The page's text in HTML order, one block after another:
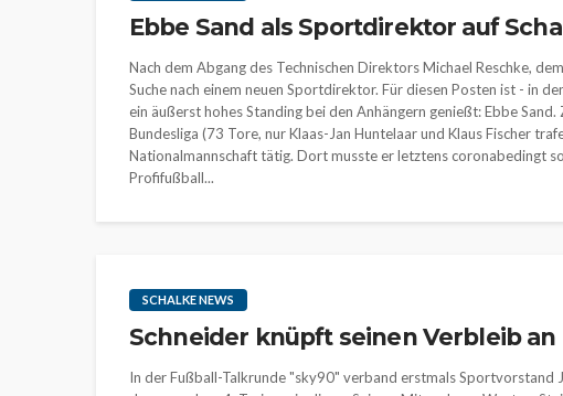
Ebbe Sand als Sportdirektor auf
Nach dem Abgang des Technischen Direktors Michael Reschke,
Suche nach einem neuen Sportdirektor. Für diesen Posten ist - in
ein äußerst hohes Standing bei den Anhängern genießt: Ebbe
Bundesliga (73 Tore, nur Klaas-Jan Huntelaar und Klaus Fischer
Nationalmannschaft tätig. Dort musste er letztens coronabedingt
Profifußball...
SCHALKE NEWS
Schneider knüpft seinen Verbleib
In der Fußball-Talkrunde "sky90" verband erstmals Sportvorstand